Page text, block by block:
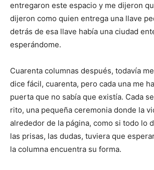
entregaron este espacio y me dijeron
dijeron como quien entrega una llave
detrás de esa llave había una ciudad
esperándome.
Cuarenta columnas después, todavía
dice fácil, cuarenta, pero cada una me
puerta que no sabía que existía. Cada
rito, una pequeña ceremonia donde la
alrededor de la página, como si todo lo
las prisas, las dudas, tuviera que
la columna encuentra su forma.